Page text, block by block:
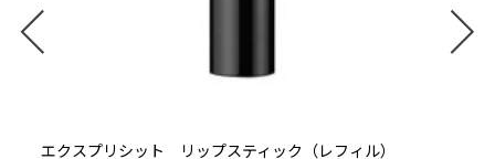
エクスプリシット リップスティック（レフィル）